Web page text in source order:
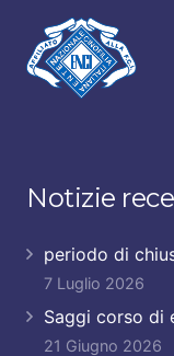
Notizie
periodo di
7 Luglio 2026
Saggi corso di
21 Giugno 2026